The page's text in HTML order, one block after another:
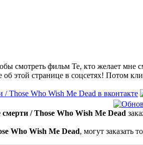
смотреть фильм Те, кто желает мне
об этой странице в соцсетях! Потом
/ Those Who Wish Me Dead
Who Wish Me Dead, могут заказать